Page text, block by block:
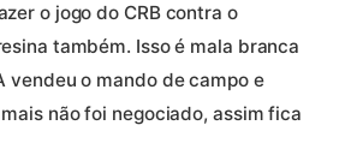
o jogo do CRB contra o
também. Isso é mala branca
vendeu o mando de campo e
não foi negociado, assim fica